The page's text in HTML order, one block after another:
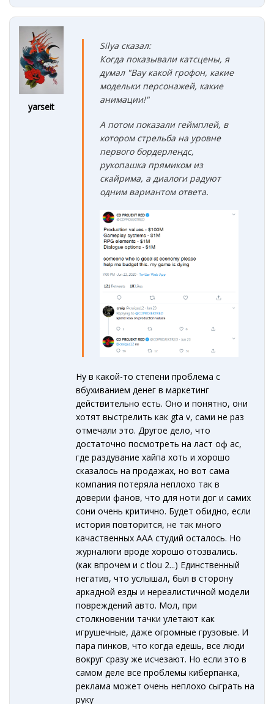
yarseit
Silya сказал:
Когда показывали катсцены, я
думал "Вау какой грофон, какие
модельки персонажей, какие
анимации!"
А потом показали геймплей, в
котором стрельба на уровне
первого бордерлендс,
рукопашка прямиком из
скайрима, а диалоги радуют
одним вариантом ответа.
Ну в какой-то степени проблема с
вбухиванием денег в маркетинг
действительно есть. Оно и понятно, они
хотят выстрелить как gta v, сами не раз
отмечали это. Другое дело, что
достаточно посмотреть на ласт оф ас,
где раздувание хайпа хоть и хорошо
сказалось на продажах, но вот сама
компания потеряла неплохо так в
доверии фанов, что для ноти дог и самих
сони очень критично. Будет обидно, если
история повторится, не так много
качаственных ААА студий осталось. Но
журналюги вроде хорошо отозвались.
(как впрочем и с tlou 2...) Единственный
негатив, что услышал, был в сторону
аркадной езды и нереалистичной модели
повреждений авто. Мол, при
столкновении тачки улетают как
игрушечные, даже огромные грузовые. И
пара пинков, что когда едешь, все люди
вокруг сразу же исчезают. Но если это в
самом деле все проблемы киберпанка,
реклама может очень неплохо сыграть на
руку